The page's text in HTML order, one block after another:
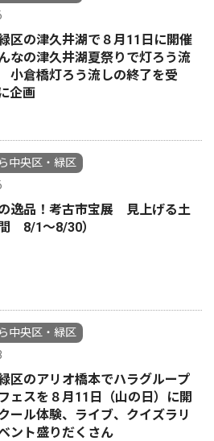
区の津久井湖で８月11日に開催
なの津久井湖夏祭りで灯ろう流
小倉橋灯ろう流しの終了を受
企画
中央区・緑区
逸品！考古市宝展 見上げる土
8/1〜8/30）
中央区・緑区
区のアリオ橋本でハラグループ
ェスを８月11日（山の日）に開
ル体験、ライブ、クイズラリ
ント盛りだくさん